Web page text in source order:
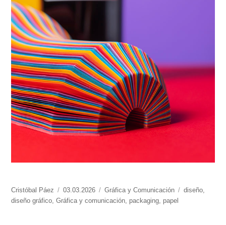
https://www.experimenta.es/author/cristobal-
paez/
Cristóbal Páez
Publicado
el
03.03.2026 Categorías
Gráfica y Comunicación Etiquetas
diseño
diseño gráfico ,Gráfica y comunicación packaging papel